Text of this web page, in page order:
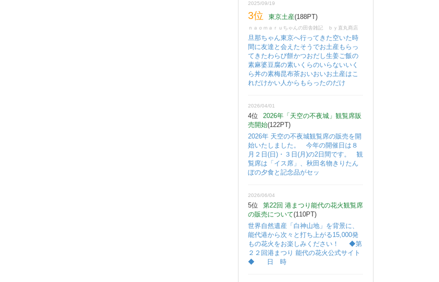
2025/09/19
3位 東京土産(188PT)
ｎａｏｍａｒｕちゃんの田舎雑記 ｂｙ直丸商店
旦那ちゃん東京へ行ってきた空いた時
間に友達と会えたそうでお土産もらっ
てきたわらび餅かつおだし生姜ご飯の
素麻婆豆腐の素いくらのいらないいく
ら丼の素梅昆布茶おいおいお土産はこ
れだけかい人からもらったのだけ
2026/04/01
4位
2026年「天空の不夜城」観覧席販
売開始(122PT)
2026年 天空の不夜城観覧席の販売を開
始いたしました。 今年の開催日は８
月２日(日)・３日(月)の2日間です。 観
覧席は「イス席」、秋田名物きりたん
ぽの夕食と記念品がセッ
2026/06/04
5位
第22回 港まつり能代の花火観覧席
の販売について(110PT)
世界自然遺産「白神山地」を背景に、
能代港から次々と打ち上がる15,000発
もの花火をお楽しみください！ ◆第
２２回港まつり 能代の花火公式サイト
◆ 日 時